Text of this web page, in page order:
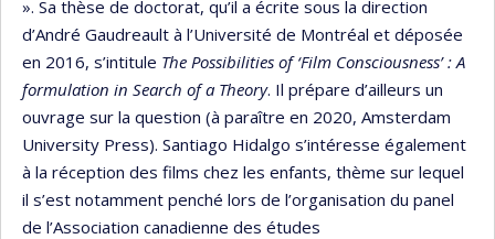
». Sa thèse de doctorat, qu’il a écrite sous la direction
d’André Gaudreault à l’Université de Montréal et déposée
en 2016, s’intitule The Possibilities of ‘Film Consciousness’ : A
formulation in Search of a Theory. Il prépare d’ailleurs un
ouvrage sur la question (à paraître en 2020, Amsterdam
University Press). Santiago Hidalgo s’intéresse également
à la réception des films chez les enfants, thème sur lequel
il s’est notamment penché lors de l’organisation du panel
de l’Association canadienne des études